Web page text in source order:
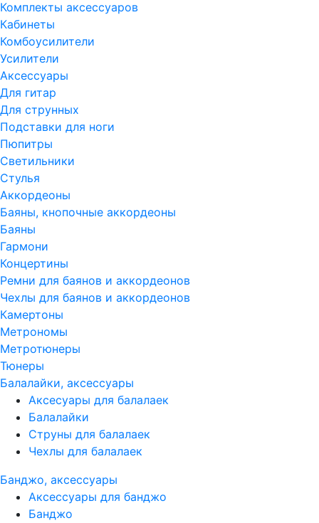
Комплекты аксессуаров
Кабинеты
Комбоусилители
Усилители
Аксессуары
Для гитар
Для струнных
Подставки для ноги
Пюпитры
Светильники
Стулья
Аккордеоны
Баяны, кнопочные аккордеоны
Баяны
Гармони
Концертины
Ремни для баянов и аккордеонов
Чехлы для баянов и аккордеонов
Камертоны
Метрономы
Метротюнеры
Тюнеры
Балалайки, аксессуары
Аксесуары для балалаек
Балалайки
Струны для балалаек
Чехлы для балалаек
Банджо, аксессуары
Аксессуары для банджо
Банджо